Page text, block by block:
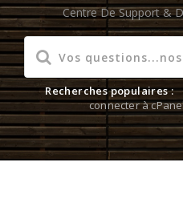
Centre De Support &
Recherches populaires :
connecter à